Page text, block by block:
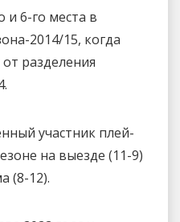
и 6-го места в
2014/15, когда
разделения
участник плей-
на выезде (11-9)
(8-12).